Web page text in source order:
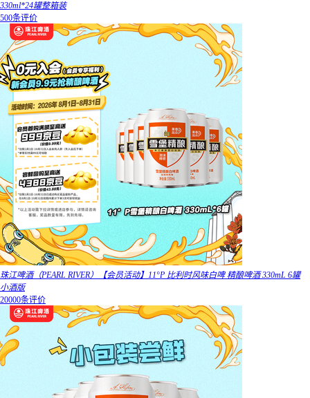
330ml*24罐整箱装
500条评价
珠江啤酒（PEARL RIVER）【会员活动】11°P 比利时风味白啤 精酿啤酒 330mL 6罐
小酒版
20000条评价